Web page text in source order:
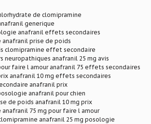
de clomipramine
generique
anafranil effets secondaires
anafranil prise de poids
clomipramine effet secondaire
neuropathiques anafranil 25 mg avis
faire l amour anafranil 75 effets secondaires
anafranil 10 mg effets secondaires
anafranil prix
anafranil pour chien
de poids anafranil 10 mg prix
anafranil 75 mg pour faire l amour
anafranil 25 mg posologie